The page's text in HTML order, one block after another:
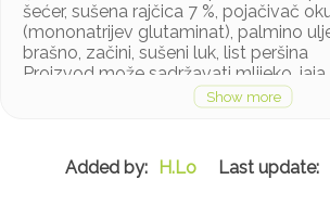
šećer, sušena rajčica 7 %, pojačivač
(mononatrijev glutaminat), palmino
brašno, začini, sušeni luk, list peršina
Proizvod može sadržavati mlijeko, jaja
H.Lo